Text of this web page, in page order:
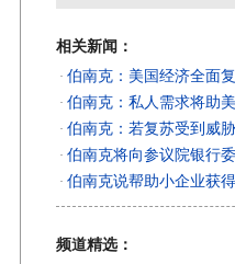
相关新闻：
· 伯南克：美国经济全面
· 伯南克：私人需求将助
· 伯南克：若复苏受到威
· 伯南克将向参议院银行
· 伯南克说帮助小企业获
频道精选：